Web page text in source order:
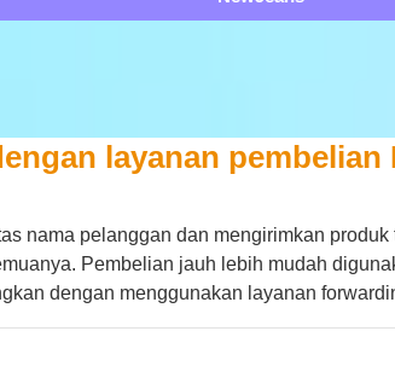
layanan pembelian
nama pelanggan dan mengirimkan produk
Pembelian jauh lebih mudah
dengan menggunakan layanan